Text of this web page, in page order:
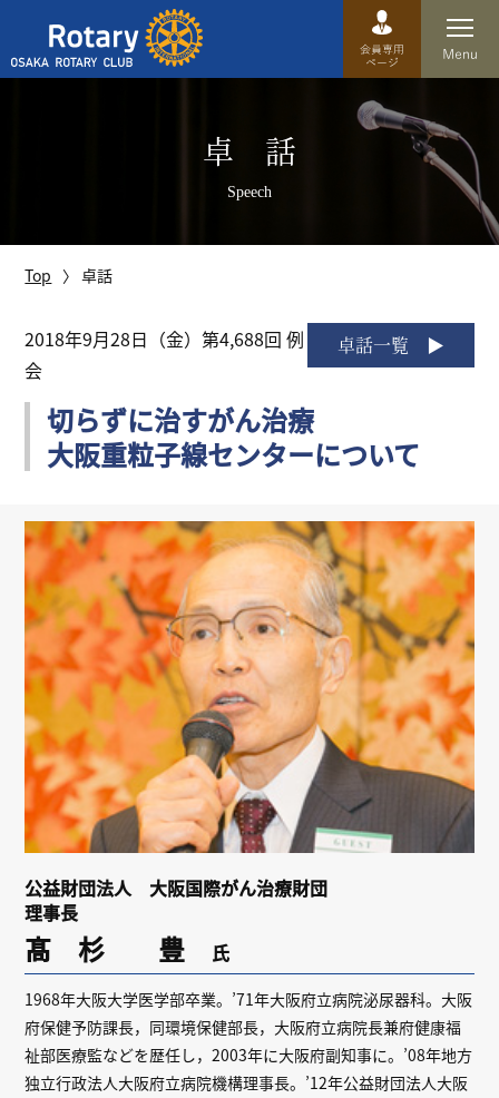
運営方針
歴史
特徴
理事・役員・委員会
リンク
会員専用ページ
English
卓 話
Speech
Top 卓話
卓話一覧
2018年9月28日（金）第4,688回 例
会
切らずに治すがん治療
大阪重粒子線センターについて
公益財団法人 大阪国際がん治療財団
理事長
髙 杉 豊 氏
1968年大阪大学医学部卒業。’71年大阪府立病院泌尿器科。大阪
府保健予防課長，同環境保健部長，大阪府立病院長兼府健康福
祉部医療監などを歴任し，2003年に大阪府副知事に。’08年地方
独立行政法人大阪府立病院機構理事長。’12年公益財団法人大阪